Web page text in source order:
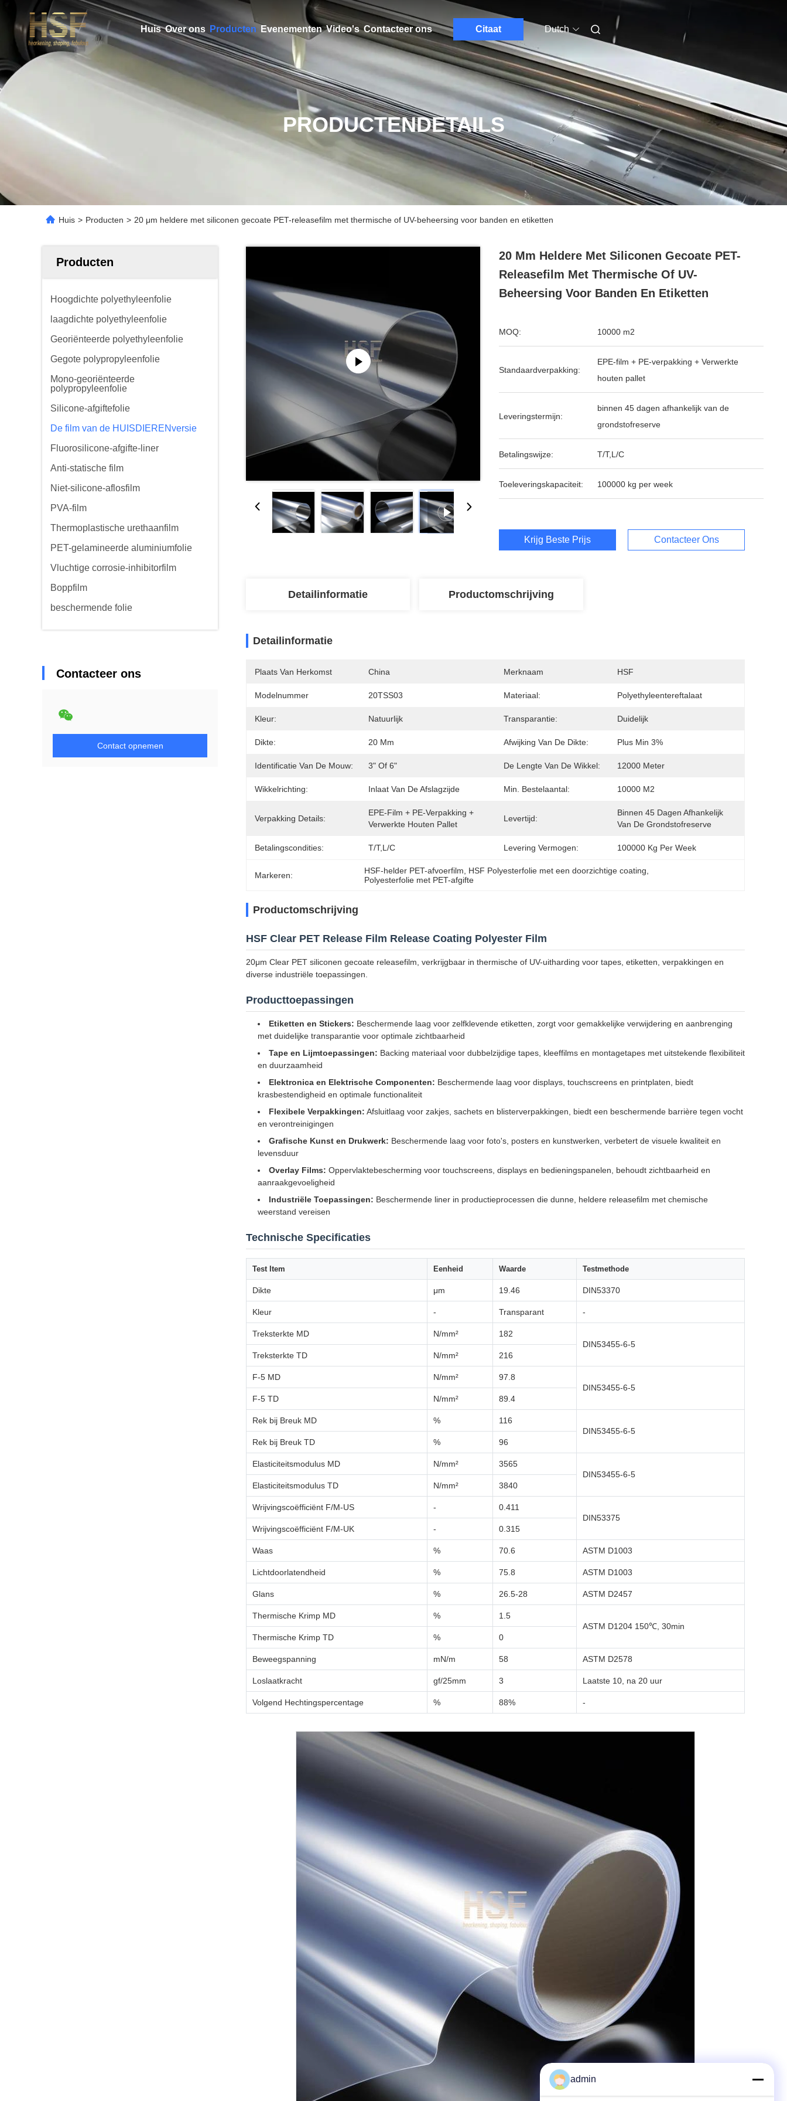
Huis Over ons Producten Evenementen Video's Contacteer ons Citaat Dutch
PRODUCTENDETAILS
Huis > Producten > 20 μm heldere met siliconen gecoate PET-releasefilm met thermische of UV-beheersing voor banden en etiketten
Producten
Hoogdichte polyethyleenfolie
laagdichte polyethyleenfolie
Georiënteerde polyethyleenfolie
Gegote polypropyleenfolie
Mono-georiënteerde
polypropyleenfolie
Silicone-afgiftefolie
De film van de HUISDIERENversie
Fluorosilicone-afgifte-liner
Anti-statische film
Niet-silicone-aflosfilm
PVA-film
Thermoplastische urethaanfilm
PET-gelamineerde aluminiumfolie
Vluchtige corrosie-inhibitorfilm
Boppfilm
beschermende folie
Contacteer ons
Contact opnemen
20 Μm Heldere Met Siliconen Gecoate PET-
Releasefilm Met Thermische Of UV-
Beheersing Voor Banden En Etiketten
MOQ: 10000 m2
Standaardverpakking:
EPE-film + PE-verpakking + Verwerkte
houten pallet
Leveringstermijn:
binnen 45 dagen afhankelijk van de
grondstofreserve
Betalingswijze: T/T,L/C
Toeleveringskapaciteit: 100000 kg per week
Krijg Beste Prijs Contacteer Ons
Detailinformatie Productomschrijving
Detailinformatie
Plaats Van Herkomst China Merknaam HSF
Modelnummer 20TSS03 Materiaal: Polyethyleentereftalaat
Kleur: Natuurlijk Transparantie: Duidelijk
Dikte: 20 Μm Afwijking Van De Dikte: Plus Min 3%
Identificatie Van De Mouw: 3" Of 6" De Lengte Van De Wikkel: 12000 Meter
Wikkelrichting: Inlaat Van De Afslagzijde Min. Bestelaantal: 10000 M2
Verpakking Details:
EPE-Film + PE-Verpakking +
Verwerkte Houten Pallet
Levertijd:
Binnen 45 Dagen Afhankelijk
Van De Grondstofreserve
Betalingscondities: T/T,L/C Levering Vermogen: 100000 Kg Per Week
Markeren: HSF-helder PET-afvoerfilm HSF Polyesterfolie met een doorzichtige coating
Polyesterfolie met PET-afgifte
Productomschrijving
HSF Clear PET Release Film Release Coating Polyester Film
20μm Clear PET siliconen gecoate releasefilm, verkrijgbaar in thermische of UV-uitharding voor tapes, etiketten, verpakkingen en
diverse industriële toepassingen.
Producttoepassingen
Etiketten en Stickers: Beschermende laag voor zelfklevende etiketten, zorgt voor gemakkelijke verwijdering en aanbrenging
met duidelijke transparantie voor optimale zichtbaarheid
Tape en Lijmtoepassingen: Backing materiaal voor dubbelzijdige tapes, kleeffilms en montagetapes met uitstekende flexibiliteit
en duurzaamheid
Elektronica en Elektrische Componenten: Beschermende laag voor displays, touchscreens en printplaten, biedt
krasbestendigheid en optimale functionaliteit
Flexibele Verpakkingen: Afsluitlaag voor zakjes, sachets en blisterverpakkingen, biedt een beschermende barrière tegen vocht
en verontreinigingen
Grafische Kunst en Drukwerk: Beschermende laag voor foto's, posters en kunstwerken, verbetert de visuele kwaliteit en
levensduur
Overlay Films: Oppervlaktebescherming voor touchscreens, displays en bedieningspanelen, behoudt zichtbaarheid en
aanraakgevoeligheid
Industriële Toepassingen: Beschermende liner in productieprocessen die dunne, heldere releasefilm met chemische
weerstand vereisen
Technische Specificaties
Test Item Eenheid Waarde Testmethode
Dikte μm 19.46 DIN53370
Kleur - Transparant -
Treksterkte MD N/mm²
182
DIN53455-6-5
Treksterkte TD
N/mm² 216
F-5 MD N/mm²
97.8
DIN53455-6-5
F-5 TD
N/mm² 89.4
Rek bij Breuk MD %
116
DIN53455-6-5
Rek bij Breuk TD
% 96
Elasticiteitsmodulus MD N/mm²
3565
DIN53455-6-5
Elasticiteitsmodulus TD
N/mm² 3840
Wrijvingscoëfficiënt F/M-US -
0.411
DIN53375
Wrijvingscoëfficiënt F/M-UK
- 0.315
Waas % 70.6 ASTM D1003
Lichtdoorlatendheid % 75.8 ASTM D1003
Glans % 26.5-28 ASTM D2457
Thermische Krimp MD %
1.5
ASTM D1204 150℃, 30min
Thermische Krimp TD
% 0
Beweegspanning mN/m 58 ASTM D2578
Loslaatkracht gf/25mm 3 Laatste 10, na 20 uur
Volgend Hechtingspercentage % 88% -
admin